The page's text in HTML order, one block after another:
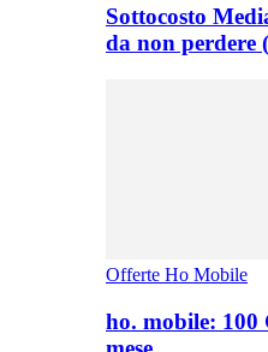
Sottocosto
da non
Offerte Ho Mobile
ho. mobile: 100